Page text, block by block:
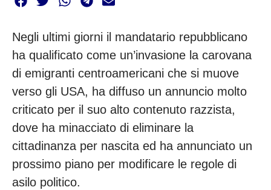
Negli ultimi giorni il mandatario repubblicano
ha qualificato come un’invasione la carovana
di emigranti centroamericani che si muove
verso gli USA, ha diffuso un annuncio molto
criticato per il suo alto contenuto razzista,
dove ha minacciato di eliminare la
cittadinanza per nascita ed ha annunciato un
prossimo piano per modificare le regole di
asilo politico.